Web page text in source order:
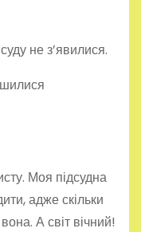
не з’явилися.
Моя підсудна
адже скільки
А світ вічний!